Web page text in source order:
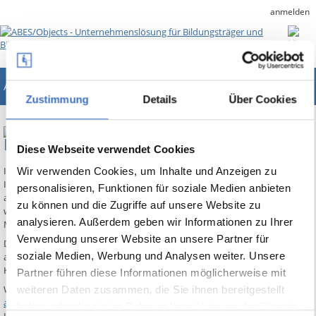
Zustimmung Details Über Cookies
Diese Webseite verwendet Cookies
Wir verwenden Cookies, um Inhalte und Anzeigen zu
personalisieren, Funktionen für soziale Medien anbieten
zu können und die Zugriffe auf unsere Website zu
analysieren. Außerdem geben wir Informationen zu Ihrer
Verwendung unserer Website an unsere Partner für
soziale Medien, Werbung und Analysen weiter. Unsere
Partner führen diese Informationen möglicherweise mit
weiteren Daten zusammen, die Sie ihnen bereitgestellt
anmelden
ABES/Objects
BAMF - INTEGRATIONSKURSE ONLINE
Im Trägerrundschreiben 01/16 vom 27.01.2016bittet das Bundesamt alle
Integrationskursträger um Übersendung eines Links zur Darstellung der
aktuellen Kursangebote und Platzkapazitäten. Die entsprechende Seite
wird anschließend im allgemeinen Auskunftssystem des Bundesamtes für
Migration und Flüchtlinge (WebGIS) verlinkt.
Der potentielle Kunde hat damit die Möglichkeit, die Auswahl der Träger
auf diejenigen einzugrenzen, die online verfügbare Kurs- und
Kapazitätsdarstellungen anbieten. Schnelles Handeln ist also geboten.
Wir haben deshalb eine entsprechende WebAnwendung auf Basis des
aoAppWorld